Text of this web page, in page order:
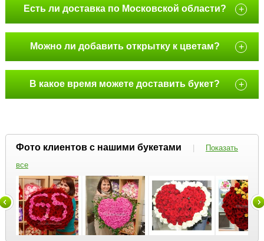
Есть ли доставка по Московской области? +
Можно ли добавить открытку к цветам? +
В какое время можете доставить букет? +
Фото клиентов с нашими букетами |
Показать
все